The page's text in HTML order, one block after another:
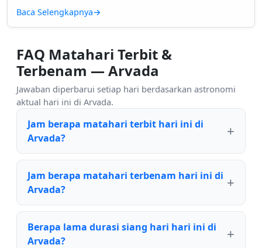
Baca Selengkapnya→
FAQ Matahari Terbit &
Terbenam — Arvada
Jawaban diperbarui setiap hari berdasarkan astronomi
aktual hari ini di Arvada.
Jam berapa matahari terbit hari ini di
Arvada?
Jam berapa matahari terbenam hari ini di
Arvada?
Berapa lama durasi siang hari hari ini di
Arvada?